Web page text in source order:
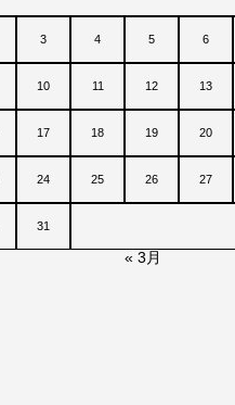
3 4 5 6
10 11 12 13
17 18 19 20
24 25 26 27
31
« 3月